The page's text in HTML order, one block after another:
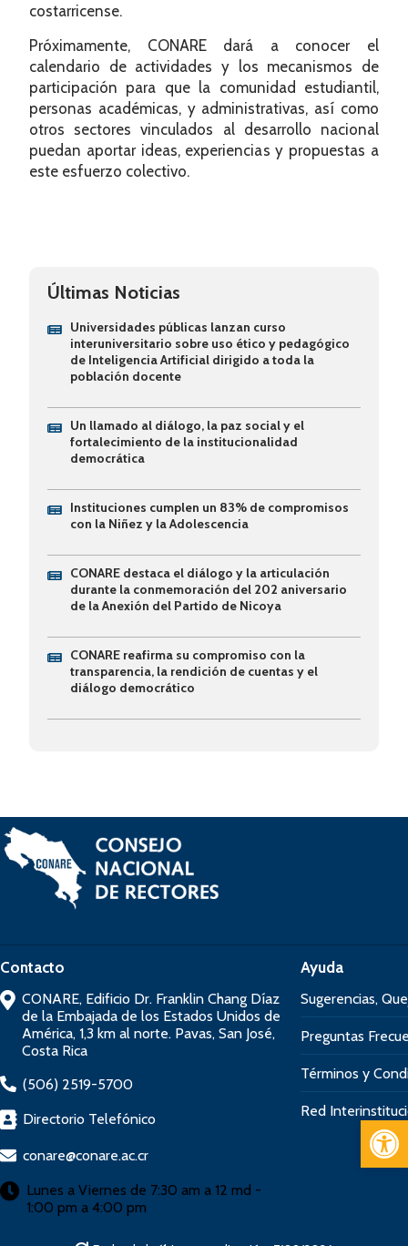
costarricense.
Próximamente, CONARE dará a conocer el
calendario de actividades y los mecanismos de
participación para que la comunidad estudiantil,
personas académicas, y administrativas, así como
otros sectores vinculados al desarrollo nacional
puedan aportar ideas, experiencias y propuestas a
este esfuerzo colectivo.
Últimas Noticias
Universidades públicas lanzan curso
interuniversitario sobre uso ético y pedagógico
de Inteligencia Artificial dirigido a toda la
población docente
Un llamado al diálogo, la paz social y el
fortalecimiento de la institucionalidad
democrática
Instituciones cumplen un 83% de compromisos
con la Niñez y la Adolescencia
CONARE destaca el diálogo y la articulación
durante la conmemoración del 202 aniversario
de la Anexión del Partido de Nicoya
CONARE reafirma su compromiso con la
transparencia, la rendición de cuentas y el
diálogo democrático
Contacto
CONARE, Edificio Dr. Franklin Chang Díaz
de la Embajada de los Estados Unidos de
América, 1,3 km al norte. Pavas, San José,
Costa Rica
(506) 2519-5700
Directorio Telefónico
conare@conare.ac.cr
Lunes a Viernes de 7:30 am a 12 md -
1:00 pm a 4:00 pm
Ayuda
Sugerencias,
Preguntas
Términos y
Red